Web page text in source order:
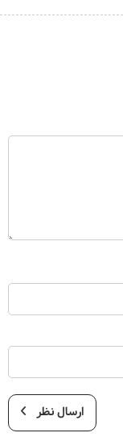
ارسال نظر